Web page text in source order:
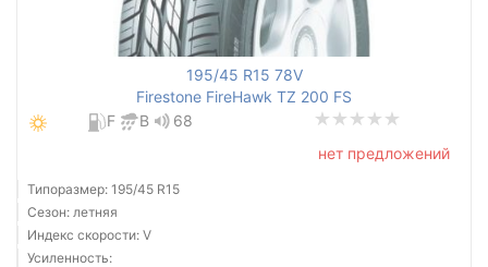
195/45 R15 78V
Firestone FireHawk TZ 200 FS
F
B
68
нет предложений
Типоразмер: 195/45 R15
Сезон: летняя
Индекс скорости: V
Усиленность: